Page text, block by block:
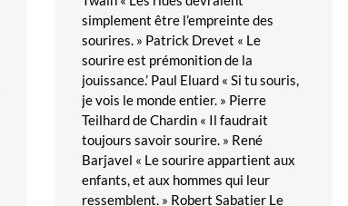
simplement être l’empreinte des
sourires. » Patrick Drevet « Le
sourire est prémonition de la
jouissance.’ Paul Eluard « Si tu souris,
je vois le monde entier. » Pierre
Teilhard de Chardin « Il faudrait
toujours savoir sourire. » René
Barjavel « Le sourire appartient aux
enfants, et aux hommes qui leur
ressemblent. » Robert Sabatier Le